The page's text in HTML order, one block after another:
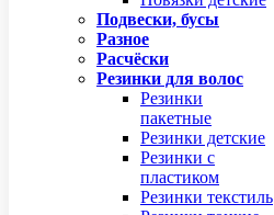
Подвески, бусы
Разное
Расчёски
Резинки для волос
Резинки
пакетные
Резинки детские
Резинки с
пластиком
Резинки текстиль